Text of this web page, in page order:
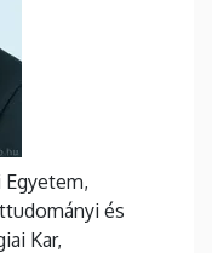
Egyetem,
és
Kar,